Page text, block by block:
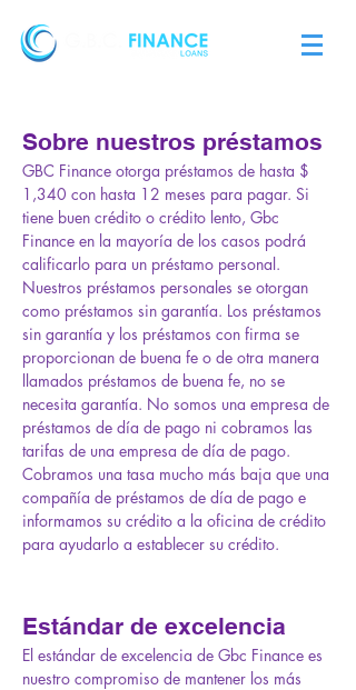
Sobre nuestros préstamos
GBC Finance otorga préstamos de hasta $
1,340 con hasta 12 meses para pagar. Si
tiene buen crédito o crédito lento, Gbc
Finance en la mayoría de los casos podrá
calificarlo para un préstamo personal.
Nuestros préstamos personales se otorgan
como préstamos sin garantía. Los préstamos
sin garantía y los préstamos con firma se
proporcionan de buena fe o de otra manera
llamados préstamos de buena fe, no se
necesita garantía. No somos una empresa de
préstamos de día de pago ni cobramos las
tarifas de una empresa de día de pago.
Cobramos una tasa mucho más baja que una
compañía de préstamos de día de pago e
informamos su crédito a la oficina de crédito
para ayudarlo a establecer su crédito.
Estándar de excelencia
El estándar de excelencia de Gbc Finance es
nuestro compromiso de mantener los más